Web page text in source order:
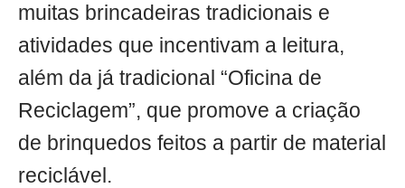
muitas brincadeiras tradicionais e
atividades que incentivam a leitura,
além da já tradicional “Oficina de
Reciclagem”, que promove a criação
de brinquedos feitos a partir de material
reciclável.